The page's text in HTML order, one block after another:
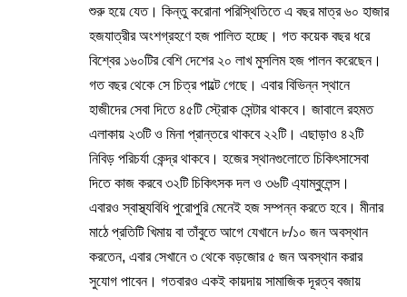
শুরু হয়ে যেত। কিন্তু করোনা পরিস্থিতিতে এ বছর মাত্র ৬০ হাজার
হজযাত্রীর অংশগ্রহণে হজ পালিত হচ্ছে। গত কয়েক বছর ধরে
বিশ্বের ১৬০টির বেশি দেশের ২০ লাখ মুসলিম হজ পালন করেছেন।
গত বছর থেকে সে চিত্র পাল্টে গেছে। এবার বিভিন্ন স্থানে
হাজীদের সেবা দিতে ৪৫টি স্ট্রোক সেন্টার থাকবে। জাবালে রহমত
এলাকায় ২৩টি ও মিনা প্রান্তরে থাকবে ২২টি। এছাড়াও ৪২টি
নিবিড় পরিচর্যা কেন্দ্র থাকবে। হজের স্থানগুলোতে চিকিৎসাসেবা
দিতে কাজ করবে ৩২টি চিকিৎসক দল ও ৩৬টি এ্যাম্বুলেন্স।
এবারও স্বাস্থ্যবিধি পুরোপুরি মেনেই হজ সম্পন্ন করতে হবে। মীনার
মাঠে প্রতিটি খিমায় বা তাঁবুতে আগে যেখানে ৮/১০ জন অবস্থান
করতেন, এবার সেখানে ৩ থেকে বড়জোর ৫ জন অবস্থান করার
সুযোগ পাবেন। গতবারও একই কায়দায় সামাজিক দূরত্ব বজায়